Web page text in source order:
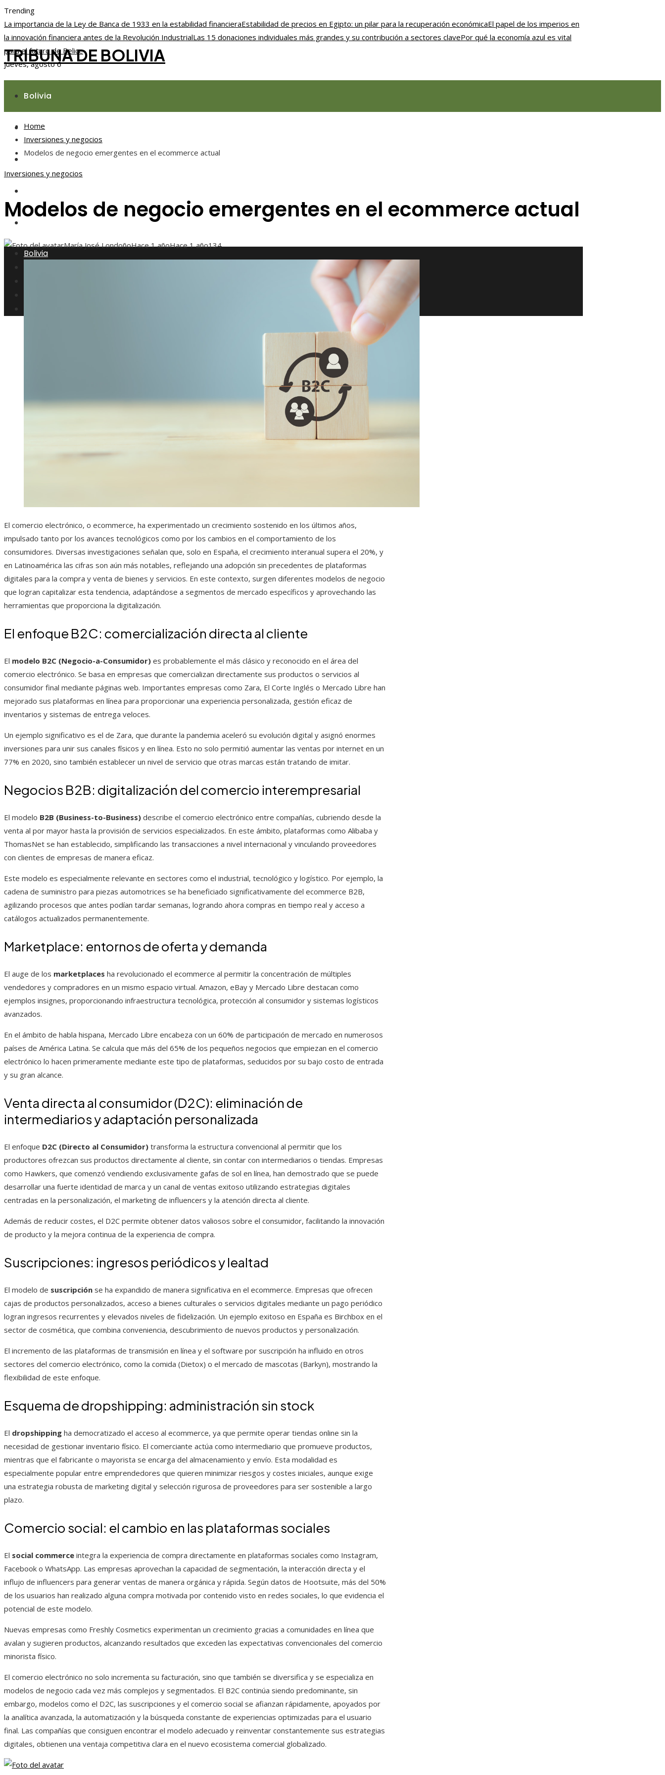
Trending
La importancia de la Ley de Banca de 1933 en la estabilidad financieraEstabilidad de precios en Egipto: un pilar para la recuperación económicaEl papel de los imperios en
la innovación financiera antes de la Revolución IndustrialLas 15 donaciones individuales más grandes y su contribución a sectores clavePor qué la economía azul es vital
para el futuro de Belice
jueves, agosto 6
TRIBUNA DE BOLIVIA
Bolivia
Responsabilidad social
Ciencia y tecnología
Bolivia
Home
Inversiones y negocios
Modelos de negocio emergentes en el ecommerce actual
Inversiones y negocios
Modelos de negocio emergentes en el ecommerce actual
María José LondoñoHace 1 añoHace 1 año134
El comercio electrónico, o ecommerce, ha experimentado un crecimiento sostenido en los últimos años,
impulsado tanto por los avances tecnológicos como por los cambios en el comportamiento de los
consumidores. Diversas investigaciones señalan que, solo en España, el crecimiento interanual supera el 20%, y
en Latinoamérica las cifras son aún más notables, reflejando una adopción sin precedentes de plataformas
digitales para la compra y venta de bienes y servicios. En este contexto, surgen diferentes modelos de negocio
que logran capitalizar esta tendencia, adaptándose a segmentos de mercado específicos y aprovechando las
herramientas que proporciona la digitalización.
El enfoque B2C: comercialización directa al cliente
El modelo B2C (Negocio-a-Consumidor) es probablemente el más clásico y reconocido en el área del
comercio electrónico. Se basa en empresas que comercializan directamente sus productos o servicios al
consumidor final mediante páginas web. Importantes empresas como Zara, El Corte Inglés o Mercado Libre han
mejorado sus plataformas en línea para proporcionar una experiencia personalizada, gestión eficaz de
inventarios y sistemas de entrega veloces.
Un ejemplo significativo es el de Zara, que durante la pandemia aceleró su evolución digital y asignó enormes
inversiones para unir sus canales físicos y en línea. Esto no solo permitió aumentar las ventas por internet en un
77% en 2020, sino también establecer un nivel de servicio que otras marcas están tratando de imitar.
Negocios B2B: digitalización del comercio interempresarial
El modelo B2B (Business-to-Business) describe el comercio electrónico entre compañías, cubriendo desde la
venta al por mayor hasta la provisión de servicios especializados. En este ámbito, plataformas como Alibaba y
ThomasNet se han establecido, simplificando las transacciones a nivel internacional y vinculando proveedores
con clientes de empresas de manera eficaz.
Este modelo es especialmente relevante en sectores como el industrial, tecnológico y logístico. Por ejemplo, la
cadena de suministro para piezas automotrices se ha beneficiado significativamente del ecommerce B2B,
agilizando procesos que antes podían tardar semanas, logrando ahora compras en tiempo real y acceso a
catálogos actualizados permanentemente.
Marketplace: entornos de oferta y demanda
El auge de los marketplaces ha revolucionado el ecommerce al permitir la concentración de múltiples
vendedores y compradores en un mismo espacio virtual. Amazon, eBay y Mercado Libre destacan como
ejemplos insignes, proporcionando infraestructura tecnológica, protección al consumidor y sistemas logísticos
avanzados.
En el ámbito de habla hispana, Mercado Libre encabeza con un 60% de participación de mercado en numerosos
países de América Latina. Se calcula que más del 65% de los pequeños negocios que empiezan en el comercio
electrónico lo hacen primeramente mediante este tipo de plataformas, seducidos por su bajo costo de entrada
y su gran alcance.
Venta directa al consumidor (D2C): eliminación de
intermediarios y adaptación personalizada
El enfoque D2C (Directo al Consumidor) transforma la estructura convencional al permitir que los
productores ofrezcan sus productos directamente al cliente, sin contar con intermediarios o tiendas. Empresas
como Hawkers, que comenzó vendiendo exclusivamente gafas de sol en línea, han demostrado que se puede
desarrollar una fuerte identidad de marca y un canal de ventas exitoso utilizando estrategias digitales
centradas en la personalización, el marketing de influencers y la atención directa al cliente.
Además de reducir costes, el D2C permite obtener datos valiosos sobre el consumidor, facilitando la innovación
de producto y la mejora continua de la experiencia de compra.
Suscripciones: ingresos periódicos y lealtad
El modelo de suscripción se ha expandido de manera significativa en el ecommerce. Empresas que ofrecen
cajas de productos personalizados, acceso a bienes culturales o servicios digitales mediante un pago periódico
logran ingresos recurrentes y elevados niveles de fidelización. Un ejemplo exitoso en España es Birchbox en el
sector de cosmética, que combina conveniencia, descubrimiento de nuevos productos y personalización.
El incremento de las plataformas de transmisión en línea y el software por suscripción ha influido en otros
sectores del comercio electrónico, como la comida (Dietox) o el mercado de mascotas (Barkyn), mostrando la
flexibilidad de este enfoque.
Esquema de dropshipping: administración sin stock
El dropshipping ha democratizado el acceso al ecommerce, ya que permite operar tiendas online sin la
necesidad de gestionar inventario físico. El comerciante actúa como intermediario que promueve productos,
mientras que el fabricante o mayorista se encarga del almacenamiento y envío. Esta modalidad es
especialmente popular entre emprendedores que quieren minimizar riesgos y costes iniciales, aunque exige
una estrategia robusta de marketing digital y selección rigurosa de proveedores para ser sostenible a largo
plazo.
Comercio social: el cambio en las plataformas sociales
El social commerce integra la experiencia de compra directamente en plataformas sociales como Instagram,
Facebook o WhatsApp. Las empresas aprovechan la capacidad de segmentación, la interacción directa y el
influjo de influencers para generar ventas de manera orgánica y rápida. Según datos de Hootsuite, más del 50%
de los usuarios han realizado alguna compra motivada por contenido visto en redes sociales, lo que evidencia el
potencial de este modelo.
Nuevas empresas como Freshly Cosmetics experimentan un crecimiento gracias a comunidades en línea que
avalan y sugieren productos, alcanzando resultados que exceden las expectativas convencionales del comercio
minorista físico.
El comercio electrónico no solo incrementa su facturación, sino que también se diversifica y se especializa en
modelos de negocio cada vez más complejos y segmentados. El B2C continúa siendo predominante, sin
embargo, modelos como el D2C, las suscripciones y el comercio social se afianzan rápidamente, apoyados por
la analítica avanzada, la automatización y la búsqueda constante de experiencias optimizadas para el usuario
final. Las compañías que consiguen encontrar el modelo adecuado y reinventar constantemente sus estrategias
digitales, obtienen una ventaja competitiva clara en el nuevo ecosistema comercial globalizado.